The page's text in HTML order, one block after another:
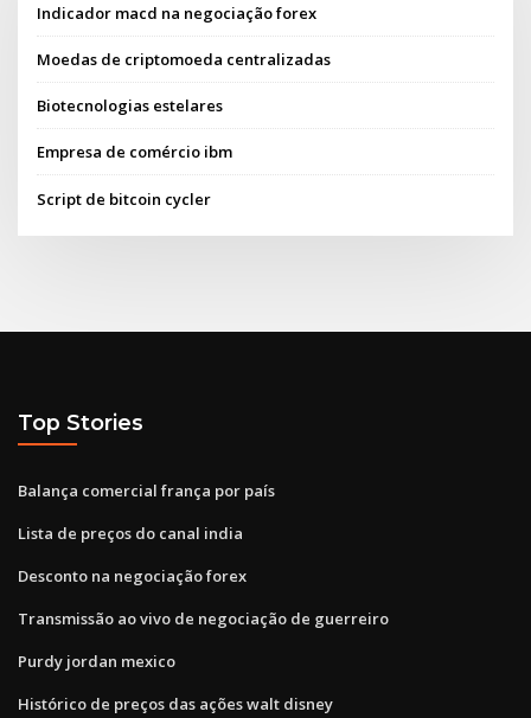
Indicador macd na negociação forex
Moedas de criptomoeda centralizadas
Biotecnologias estelares
Empresa de comércio ibm
Script de bitcoin cycler
Top Stories
Balança comercial frança por país
Lista de preços do canal india
Desconto na negociação forex
Transmissão ao vivo de negociação de guerreiro
Purdy jordan mexico
Histórico de preços das ações walt disney